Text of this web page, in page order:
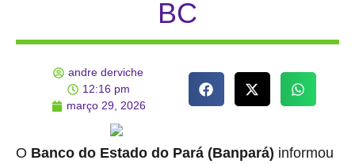
BC
andre derviche
12:16 pm
março 29, 2026
O Banco do Estado do Pará (Banpará) informou